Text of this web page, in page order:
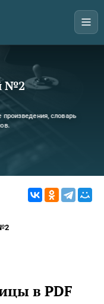
№2
словарь
в PDF